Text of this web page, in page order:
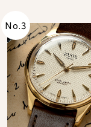
No.3